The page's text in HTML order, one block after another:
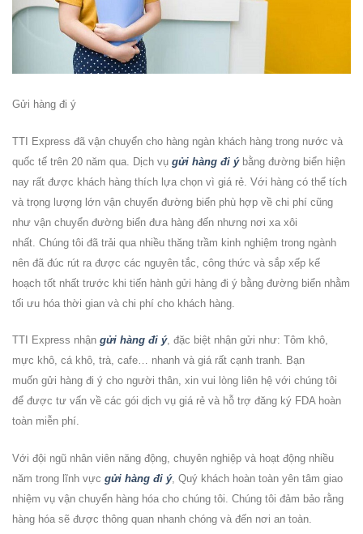
Gửi hàng đi ý
TTI Express đã vận chuyển cho hàng ngàn khách hàng trong nước và
quốc tế trên 20 năm qua. Dịch vụ gửi hàng đi ýbằng đường biển hiện
nay rất được khách hàng thích lựa chọn vì giá rẻ. Với hàng có thể tích
và trọng lượng lớn vận chuyển đường biển phù hợp về chi phí cũng
như vận chuyển đường biển đưa hàng đến nhưng nơi xa xôi
nhất. Chúng tôi đã trải qua nhiều thăng trầm kinh nghiệm trong ngành
nên đã đúc rút ra được các nguyên tắc, công thức và sắp xếp kế
hoạch tốt nhất trước khi tiến hành gửi hàng đi ý bằng đường biển nhằm
tối ưu hóa thời gian và chi phí cho khách hàng.
TTI Express nhận gửi hàng đi ý, đặc biệt nhận gửi như: Tôm khô,
mực khô, cá khô, trà, cafe… nhanh và giá rất cạnh tranh. Bạn
muốn gửi hàng đi ý cho người thân, xin vui lòng liên hệ với chúng tôi
để được tư vấn về các gói dịch vụ giá rẻ và hỗ trợ đăng ký FDA hoàn
toàn miễn phí.
Với đội ngũ nhân viên năng động, chuyên nghiệp và hoạt động nhiều
năm trong lĩnh vực gửi hàng đi ý, Quý khách hoàn toàn yên tâm giao
nhiệm vụ vận chuyển hàng hóa cho chúng tôi. Chúng tôi đảm bảo rằng
hàng hóa sẽ được thông quan nhanh chóng và đến nơi an toàn.